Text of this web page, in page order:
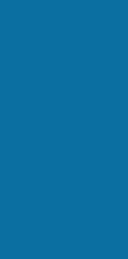
Марія
Оздоблення
кожен елемент несе
комплексного
$50,000 до $3 млн
під ключ включає всі
простору.